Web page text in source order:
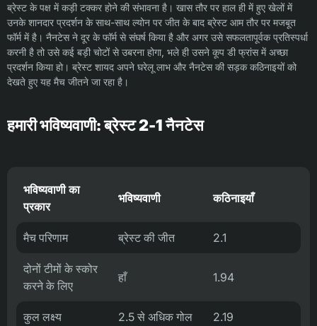
ब्रेस्ट के पक्ष में कड़ी टक्कर होने की संभावना है। खास तौर पर हाल ही में हुए खेलों में
उनके शानदार प्रदर्शन के साथ-साथ ल्योन पर जीत के बाद ब्रेस्ट आम तौर पर मजबूत
फॉर्म में है। नैनटेस ने दूर के फॉर्म से संघर्ष किया है और अगर उसे सफलतापूर्वक प्रतिस्पर्धा
करनी है तो उसे कई बड़ी चोटों से उबरना होगा, भले ही उसने कूप डी फ्रांस में अच्छा
प्रदर्शन किया हो। ब्रेस्ट शायद अपने घरेलू लाभ और नैनटेस की सड़क कठिनाइयों को
देखते हुए यह मैच जीतने जा रहा है।
हमारी भविष्यवाणी: ब्रेस्ट 2-1 नैनटेस
भविष्यवाणी का
प्रकार
भविष्यवाणी कठिनाइयाँ
मैच परिणाम ब्रेस्ट की जीत 2.1
दोनों टीमों के स्कोर
करने के लिए
हाँ 1.94
कुल लक्ष्य 2.5 से अधिक गोल 2.19